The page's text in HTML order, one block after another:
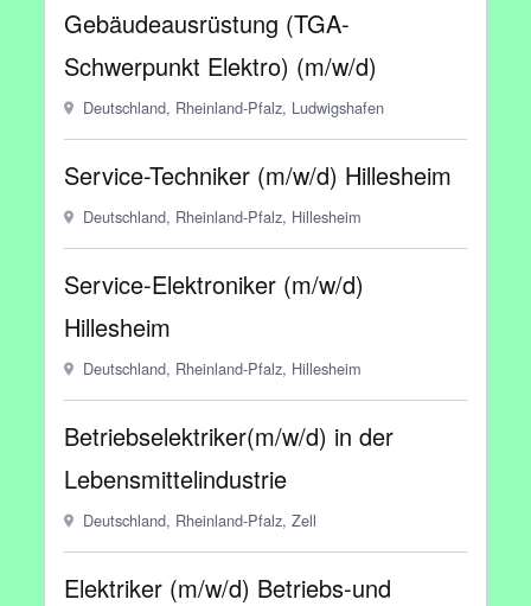
Gebäudeausrüstung (TGA-
Schwerpunkt Elektro) (m/w/d)
Deutschland, Rheinland-Pfalz, Ludwigshafen
Service-Techniker (m/w/d) Hillesheim
Deutschland, Rheinland-Pfalz, Hillesheim
Service-Elektroniker (m/w/d)
Hillesheim
Deutschland, Rheinland-Pfalz, Hillesheim
Betriebselektriker(m/w/d) in der
Lebensmittelindustrie
Deutschland, Rheinland-Pfalz, Zell
Elektriker (m/w/d) Betriebs-und